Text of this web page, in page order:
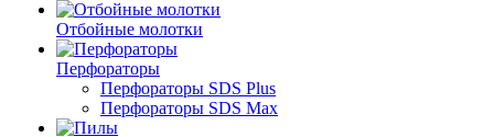
Отбойные молотки
Перфораторы
Перфораторы SDS Plus
Перфораторы SDS Max